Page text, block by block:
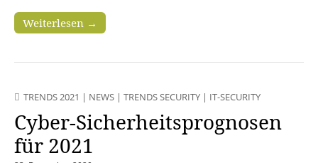
Weiterlesen →
TRENDS 2021 | NEWS | TRENDS SECURITY | IT-SECURITY
Cyber-Sicherheitsprognosen
für 2021